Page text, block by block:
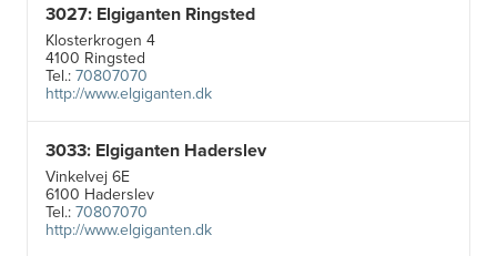
3027: Elgiganten Ringsted
Klosterkrogen 4
4100 Ringsted
Tel.:70807070
http://www.elgiganten.dk
3033: Elgiganten Haderslev
Vinkelvej 6E
6100 Haderslev
Tel.:70807070
http://www.elgiganten.dk